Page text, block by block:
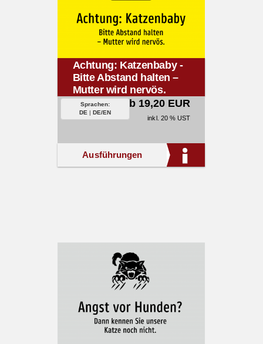
Achtung: Katzenbaby -
Bitte Abstand halten –
Mutter wird nervös.
Sprachen:
DE | DE/EN
ab 19,20 EUR
inkl. 20 % UST
Ausführungen